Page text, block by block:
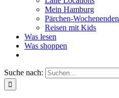
Mein Hamburg
Pärchen-Wochenenden
Reisen mit Kids
Was lesen
Was shoppen
Suche nach: